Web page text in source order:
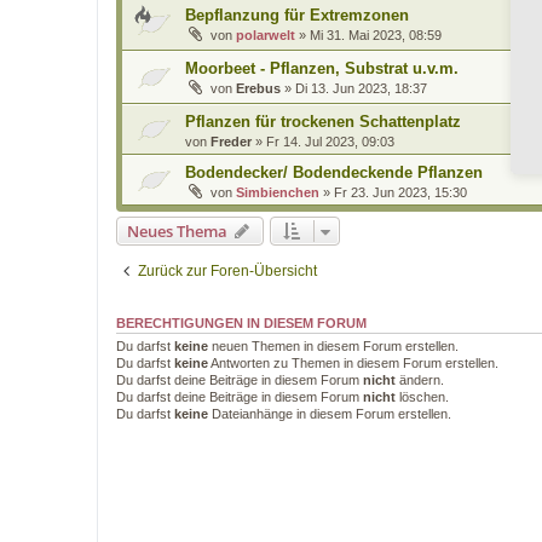
Bepflanzung für Extremzonen
von polarwelt » Mi 31. Mai 2023, 08:59
Moorbeet - Pflanzen, Substrat u.v.m.
von Erebus » Di 13. Jun 2023, 18:37
Pflanzen für trockenen Schattenplatz
von Freder » Fr 14. Jul 2023, 09:03
Bodendecker/ Bodendeckende Pflanzen
von Simbienchen » Fr 23. Jun 2023, 15:30
Neues Thema
Zurück zur Foren-Übersicht
BERECHTIGUNGEN IN DIESEM FORUM
Du darfst keine neuen Themen in diesem Forum erstellen.
Du darfst keineAntworten zu Themen in diesem Forum erstellen.
Du darfst deine Beiträge in diesem Forum nicht ändern.
Du darfst deine Beiträge in diesem Forum nicht löschen.
Du darfst keine Dateianhänge in diesem Forum erstellen.